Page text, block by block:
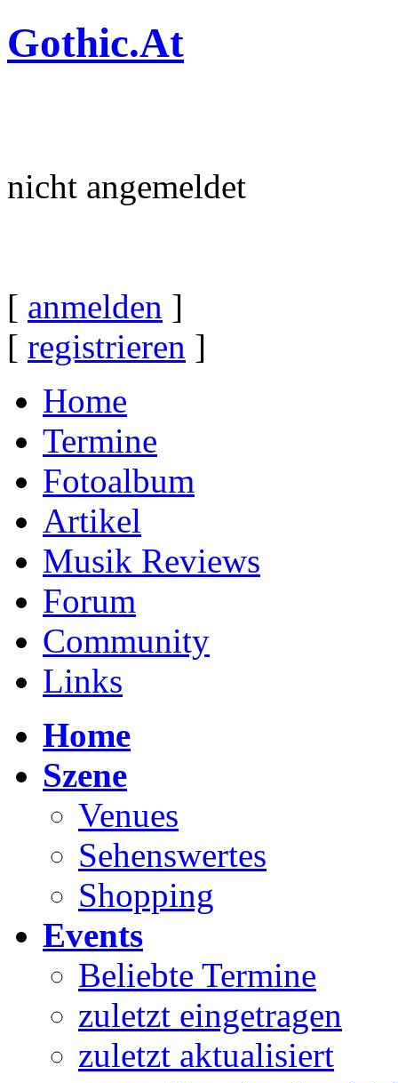
Gothic.At
nicht angemeldet
[ anmelden ]
[ registrieren ]
Home
Termine
Fotoalbum
Artikel
Musik Reviews
Forum
Community
Links
Home
Szene
Venues
Sehenswertes
Shopping
Events
Beliebte Termine
zuletzt eingetragen
zuletzt aktualisiert